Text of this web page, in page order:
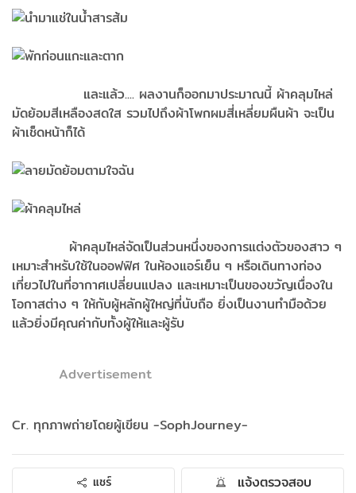
และแล้ว.... ผลงานก็ออกมาประมาณนี้ ผ้าคลุมไหล่
มัดย้อมสีเหลืองสดใส รวมไปถึงผ้าโพกผมสี่เหลี่ยมผืนผ้า จะเป็น
ผ้าเช็ดหน้าก็ได้
ผ้าคลุมไหล่จัดเป็นส่วนหนึ่งของการแต่งตัวของสาว ๆ
เหมาะสำหรับใช้ในออฟฟิศ ในห้องแอร์เย็น ๆ หรือเดินทางท่อง
เที่ยวไปในที่อากาศเปลี่ยนแปลง และเหมาะเป็นของขวัญเนื่องใน
โอกาสต่าง ๆ ให้กับผู้หลักผู้ใหญ่ที่นับถือ ยิ่งเป็นงานทำมือด้วย
แล้วยิ่งมีคุณค่ากับทั้งผู้ให้และผู้รับ
Advertisement
Cr. ทุกภาพถ่ายโดยผู้เขียน -SophJourney-
แชร์ แจ้งตรวจสอบ